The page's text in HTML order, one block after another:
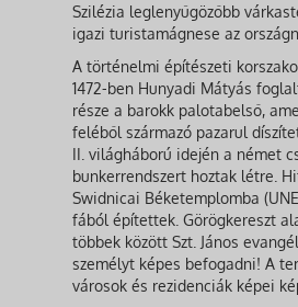
Szilézia leglenyűgözőbb
igazi turistamágnese az
A történelmi építészeti
1472-ben Hunyadi Mátyás
része a barokk palotabelső,
feléből származó pazarul
II. világháború idején a német
bunkerrendszert hoztak létre.
Swidnicai Béketemplomba
fából építettek. Görögkereszt
többek között Szt. János
személyt képes befogadni! A
városok és rezidenciák képei